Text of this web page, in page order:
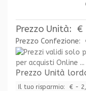
Prezzo Unità: €
Prezzo Confezione:
per acquisti Online ...
Prezzo Unità
Il tuo risparmio: € -